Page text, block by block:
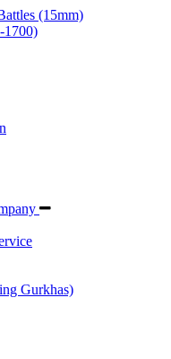
(15mm)
1700)
Gurkhas)